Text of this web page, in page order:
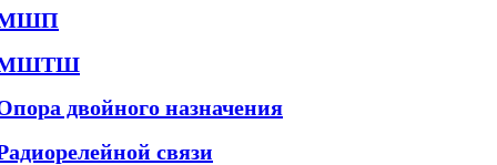
двойного назначения
связи